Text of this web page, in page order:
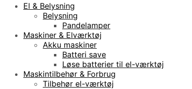
El & Belysning
Belysning
Pandelamper
Maskiner & Elværktøj
Akku maskiner
Batteri save
Løse batterier til el-værktøj
Maskintilbehør & Forbrug
Tilbehør el-værktøj